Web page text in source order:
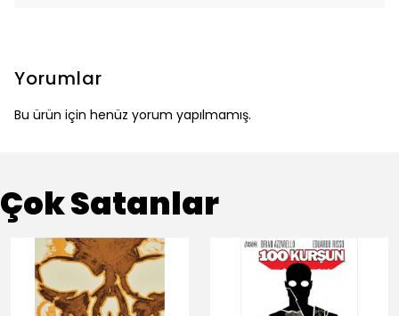
Yorumlar
Bu ürün için henüz yorum yapılmamış.
Çok Satanlar